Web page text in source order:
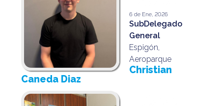
6 de Ene, 2026
SubDelegado
General
Espigón,
Aeroparque
Christian
Caneda Diaz